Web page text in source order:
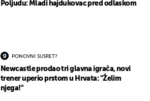
Poljudu: Mladi hajdukovac pred odlaskom
PONOVNI SUSRET?
Newcastle prodao tri glavna igrača, novi
trener uperio prstom u Hrvata: "Želim
njega!"